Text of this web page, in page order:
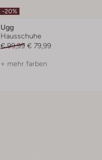
-20%
Ugg
Hausschuhe
€ 99,99 € 79,99
+ mehr farben